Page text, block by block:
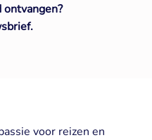
voor reizen en